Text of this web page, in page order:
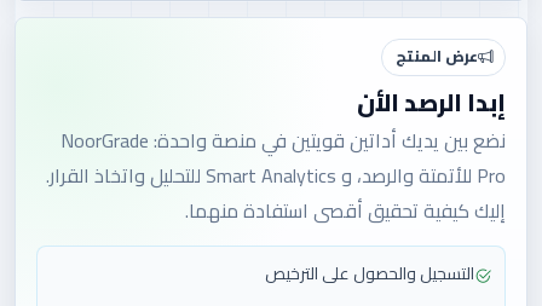
عرض المنتج
إبدا الرصد الأن
نضع بين يديك أداتين قويتين في منصة واحدة: NoorGrade
Pro للأتمتة والرصد، و Smart Analytics للتحليل واتخاذ القرار.
إليك كيفية تحقيق أقصى استفادة منهما.
التسجيل والحصول على الترخيص